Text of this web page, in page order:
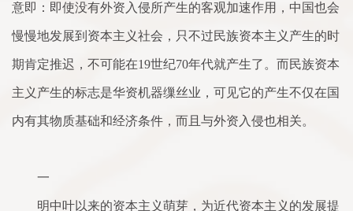
意即：即使没有外资入侵所产生的客观加速作用，中国也会
慢慢地发展到资本主义社会，只不过民族资本主义产生的时
期肯定推迟，不可能在19世纪70年代就产生了。而民族资本
主义产生的标志是华资机器缫丝业，可见它的产生不仅在国
内有其物质基础和经济条件，而且与外资入侵也相关。
一
明中叶以来的资本主义萌芽，为近代资本主义的发展提